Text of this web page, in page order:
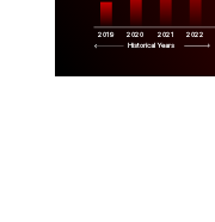
2019 2020 2021 2022
Historical Years